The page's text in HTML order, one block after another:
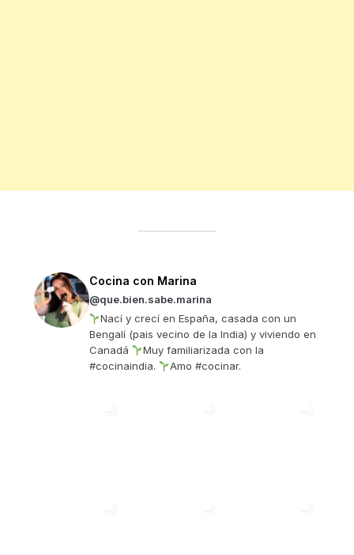
Cocina con Marina
@que.bien.sabe.marina
Nací y crecí en España, casada con un
Bengalí (pais vecino de la India) y viviendo en
Canadá
Muy familiarizada con la
#cocinaindia.
Amo #cocinar.